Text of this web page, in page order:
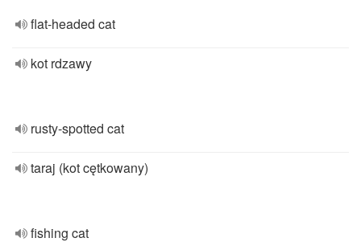
flat-headed cat
kot rdzawy
rusty-spotted cat
taraj (kot cętkowany)
fishing cat